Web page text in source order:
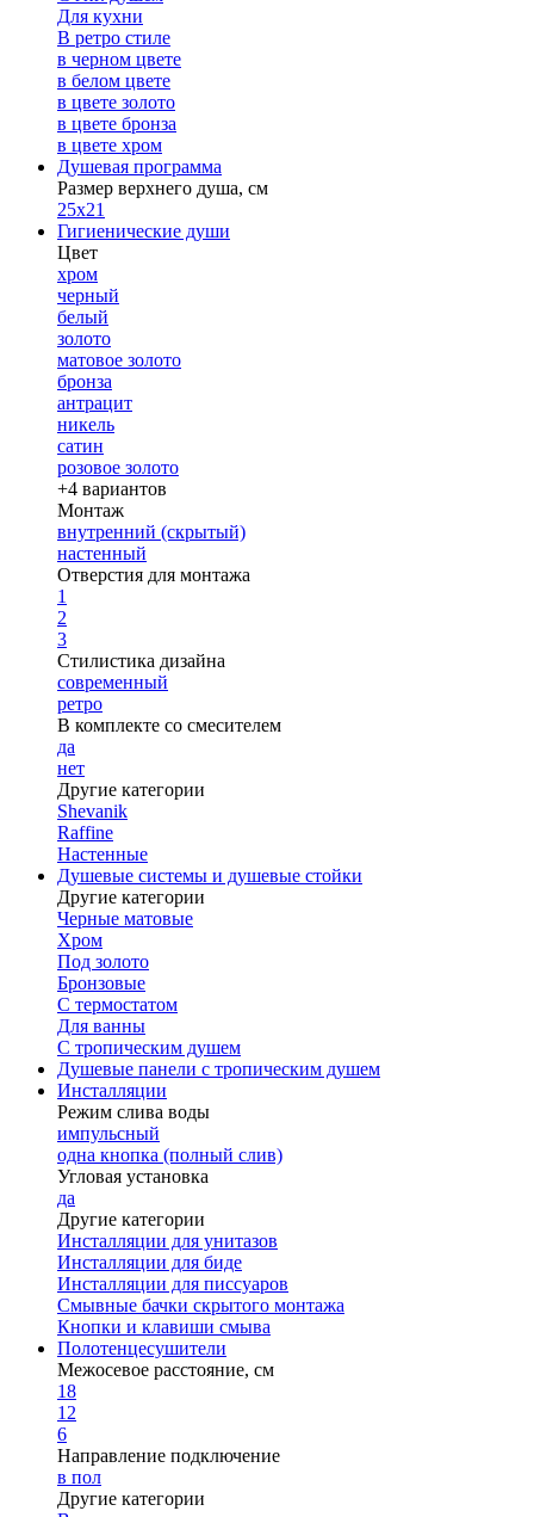
Для кухни
В ретро стиле
в черном цвете
в белом цвете
в цвете золото
в цвете бронза
в цвете хром
Душевая программа
Размер верхнего душа, см
25х21
Гигиенические души
Цвет
хром
черный
белый
золото
матовое золото
бронза
антрацит
никель
сатин
розовое золото
+4 вариантов
Монтаж
внутренний (скрытый)
настенный
Отверстия для монтажа
1
2
3
Стилистика дизайна
современный
ретро
В комплекте со смесителем
да
нет
Другие категории
Shevanik
Raffine
Настенные
Душевые системы и душевые стойки
Другие категории
Черные матовые
Хром
Под золото
Бронзовые
С термостатом
Для ванны
С тропическим душем
Душевые панели с тропическим душем
Инсталляции
Режим слива воды
импульсный
одна кнопка (полный слив)
Угловая установка
да
Другие категории
Инсталляции для унитазов
Инсталляции для биде
Инсталляции для писсуаров
Смывные бачки скрытого монтажа
Кнопки и клавиши смыва
Полотенцесушители
Межосевое расстояние, см
18
12
6
Направление подключение
в пол
Другие категории